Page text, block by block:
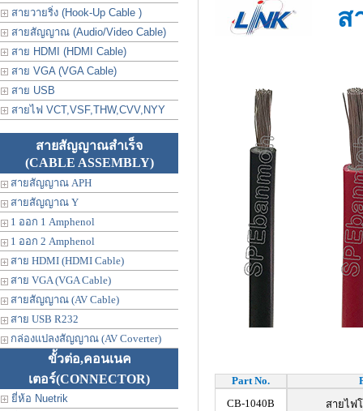
สายวายริ่ง (Hook-Up Cable )
สายสัญญาณ (Audio/Video Cable)
สาย HDMI (HDMI Cable)
สาย VGA (VGA Cable)
สาย USB
สายไฟ VCT,VSF,THW,CVV,NYY
สายสัญญาณสำเร็จ
(CABLE ASSEMBLY)
สายสัญญาณ APH
สายสัญญาณ Y
1 ออก 1 Amphenol
1 ออก 2 Amphenol
สาย HDMI (HDMI Cable)
สาย VGA (VGA Cable)
สายสัญญาณ (AV Cable)
สาย USB R232
กล่องแปลงสัญญาณ (AV Coverter)
ขั้วต่อ,คอนเนค
เตอร์(CONNECTOR)
ยี่ห้อ Nuetrik
ส
Part No.
CB-1040B
สายไฟ